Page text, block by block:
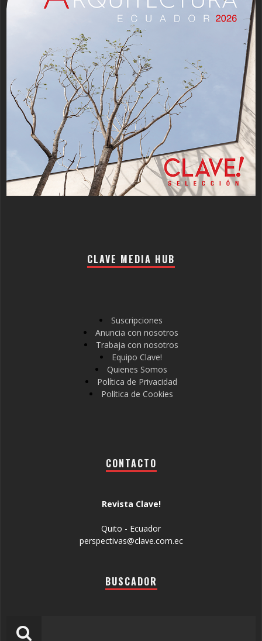
CLAVE MEDIA HUB
Suscripciones
Anuncia con nosotros
Trabaja con nosotros
Equipo Clave!
Quienes Somos
Política de Privacidad
Política de Cookies
CONTACTO
Revista Clave!
Quito - Ecuador
perspectivas@clave.com.ec
BUSCADOR